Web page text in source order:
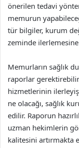
önerilen tedavi
memurun
tür bilgiler, kurum
zeminde ilerlemesine
Memurların sağlık
raporlar
hizmetlerinin
ne olacağı, sağlık
edilir. Raporun
uzman hekimlerin
kalitesini artırmakta